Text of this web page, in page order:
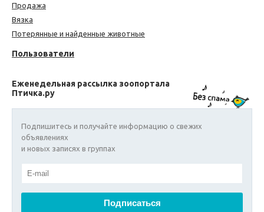
Продажа
Вязка
Потерянные и найденные животные
Пользователи
Еженедельная рассылка зоопортала
Птичка.ру
Подпишитесь и получайте информацию о свежих
объявлениях
и новых записях в группах